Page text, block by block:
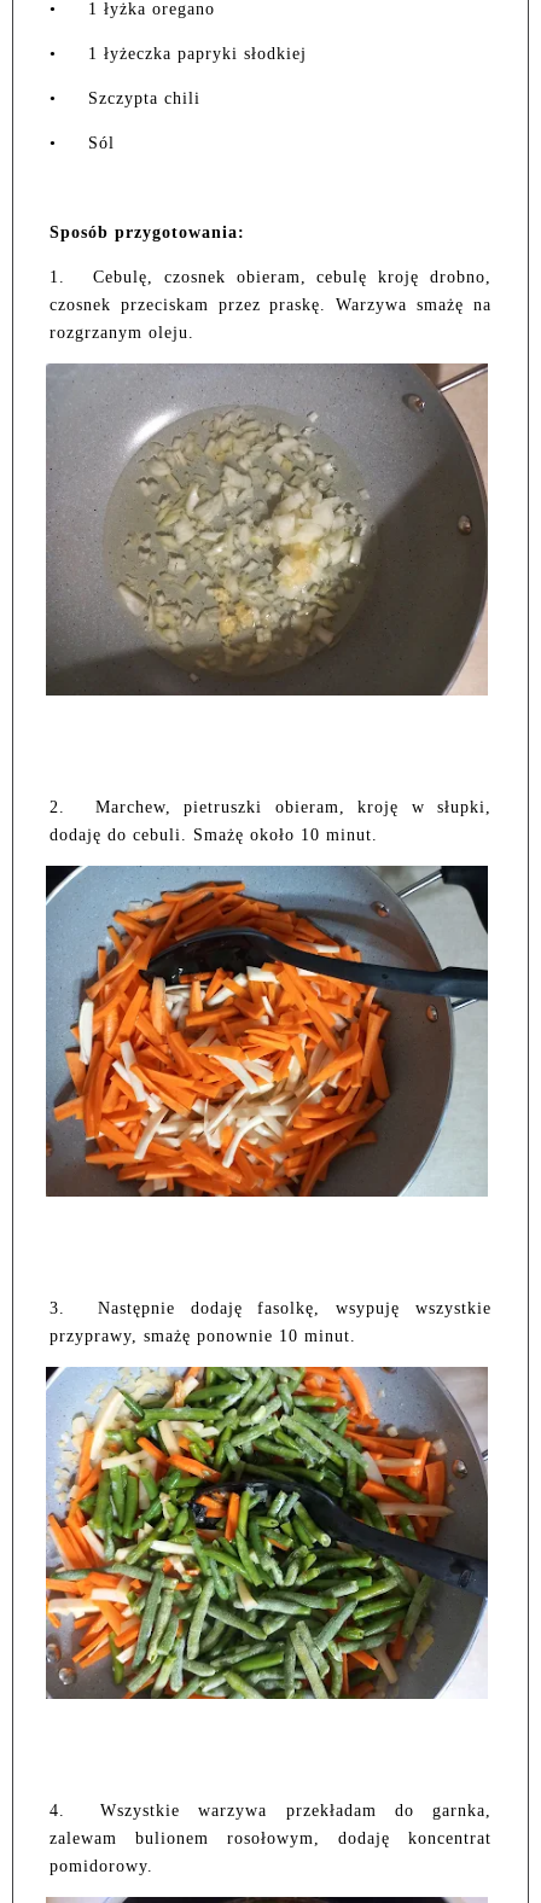
• 1 łyżka oregano
• 1 łyżeczka papryki słodkiej
• Szczypta chili
• Sól
Sposób przygotowania:
1.
Cebulę, czosnek obieram, cebulę kroję drobno,
czosnek przeciskam przez praskę. Warzywa smażę na
rozgrzanym oleju.
2.
Marchew, pietruszki obieram, kroję w słupki,
dodaję do cebuli. Smażę około 10 minut.
3.
Następnie dodaję fasolkę, wsypuję wszystkie
przyprawy, smażę ponownie 10 minut.
4.
Wszystkie warzywa przekładam do garnka,
zalewam bulionem rosołowym, dodaję koncentrat
pomidorowy.